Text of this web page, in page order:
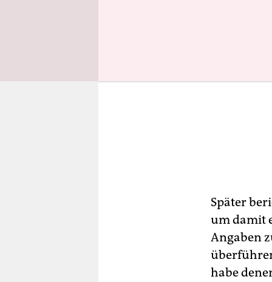
Später
um damit
Angaben
habe